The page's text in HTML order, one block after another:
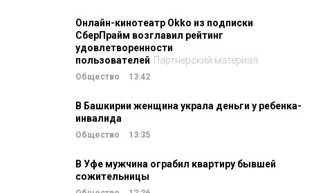
Онлайн-кинотеатр Okko из подписки
СберПрайм возглавил рейтинг
удовлетворенности
пользователей Партнерский материал
Общество 13:42
В Башкирии женщина украла деньги у ребенка-
инвалида
Общество 13:35
В Уфе мужчина ограбил квартиру бывшей
сожительницы